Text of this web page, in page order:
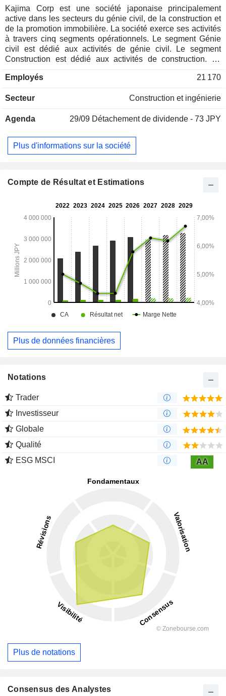
Kajima Corp est une société japonaise principalement
active dans les secteurs du génie civil, de la construction et
de la promotion immobilière. La société exerce ses activités
à travers cinq segments opérationnels. Le segment Génie
civil est dédié aux activités de génie civil. Le segment
Construction est dédié aux activités de construction. Le
immobilière générale, à la conception, à la conception
activités d'ingénierie générale. Le segment des filiales
d'équipements de construction, à la sous-traitance de
générale et de location de bâtiments au Japon. Le segment
des filiales étrangères est dédié aux activités de
Employés 21 170
Secteur Construction et ingénierie
Agenda 29/09 Détachement de dividende - 73 JPY
Plus d'informations sur la société
Compte de Résultat et Estimations
Plus de données financières
Notations
Trader
Investisseur
Globale
Qualité
ESG MSCI
AA
Plus de notations
Consensus des Analystes